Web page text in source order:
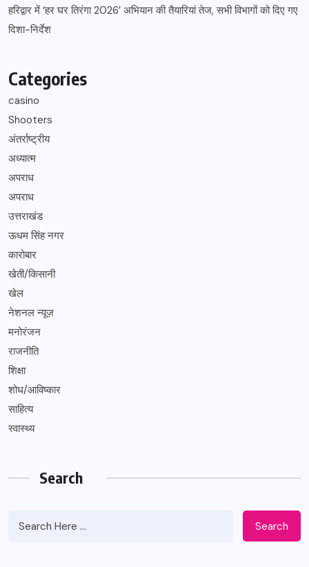
हरिद्वार में ‘हर घर तिरंगा 2026’ अभियान की तैयारियां तेज, सभी विभागों को दिए गए
दिशा-निर्देश
Categories
casino
Shooters
अंतर्राष्ट्रीय
अध्यात्म
अपराध
अपराध
उत्तराखंड
ऊधम सिंह नगर
कारोबार
खेती/किसानी
खेल
नेशनल न्यूज़
मनोरंजन
राजनीति
शिक्षा
शोध/आविष्कार
साहित्य
स्वास्थ्य
Search
Search